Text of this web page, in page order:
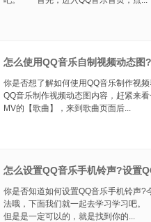
怎么使用QQ音乐自制视频动态图
你是否想了解如何使用QQ音乐制作视
QQ音乐制作视频动态图内容，赶紧
MV的【歌曲】，来到歌曲页面后...
怎么设置QQ音乐手机铃声?设置
你是否知道如何设置QQ音乐手机铃声?
法哦，下面我们就一起去学习学习
但是是一定可以的，就是找到你的...